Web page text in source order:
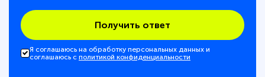
Получить ответ
Я соглашаюсь на обработку персональных данных и
соглашаюсь с политикой конфиденциальности